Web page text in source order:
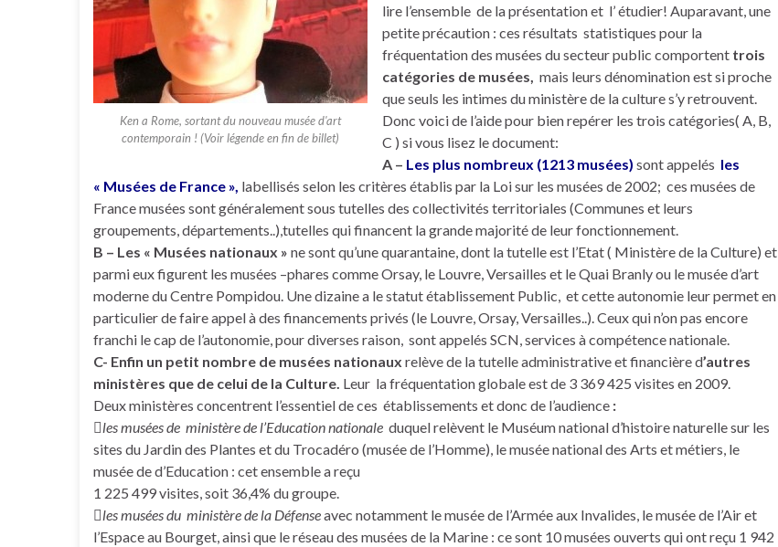
Ken a Rome, sortant du nouveau musée d'art
contemporain ! (Voir légende en fin de billet)
lire l’ensemble de la présentation et l’ étudier! Auparavant, une
petite précaution : ces résultats statistiques pour la
fréquentation des musées du secteur public comportent trois
catégories de musées, mais leurs dénomination est si proche
que seuls les intimes du ministère de la culture s’y retrouvent.
Donc voici de l’aide pour bien repérer les trois catégories( A, B,
C ) si vous lisez le document:
A – Les plus nombreux (1213 musées) sont appelés les
« Musées de France », labellisés selon les critères établis par la Loi sur les musées de 2002; ces musées de
France musées sont généralement sous tutelles des collectivités territoriales (Communes et leurs
groupements, départements..),tutelles qui financent la grande majorité de leur fonctionnement.
B – Les « Musées nationaux » ne sont qu’une quarantaine, dont la tutelle est l’Etat ( Ministère de la Culture) et
parmi eux figurent les musées –phares comme Orsay, le Louvre, Versailles et le Quai Branly ou le musée d’art
moderne du Centre Pompidou. Une dizaine a le statut établissement Public, et cette autonomie leur permet en
particulier de faire appel à des financements privés (le Louvre, Orsay, Versailles..). Ceux qui n’on pas encore
franchi le cap de l’autonomie, pour diverses raison, sont appelés SCN, services à compétence nationale.
C- Enfin un petit nombre de musées nationaux relève de la tutelle administrative et financière d’autres
ministères que de celui de la Culture. Leur la fréquentation globale est de 3 369 425 visites en 2009.
Deux ministères concentrent l’essentiel de ces établissements et donc de l’audience :
les musées de ministère de l’Education nationale duquel relèvent le Muséum national d’histoire naturelle sur les
sites du Jardin des Plantes et du Trocadéro (musée de l’Homme), le musée national des Arts et métiers, le
musée de d’Education : cet ensemble a reçu
1 225 499 visites, soit 36,4% du groupe.
les musées du ministère de la Défenseavec notamment le musée de l’Armée aux Invalides, le musée de l’Air et
l’Espace au Bourget, ainsi que le réseau des musées de la Marine : ce sont 10 musées ouverts qui ont reçu 1 942